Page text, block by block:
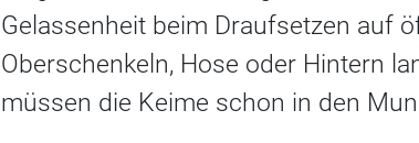
Gelassenheit beim Draufsetzen auf
Oberschenkeln, Hose oder Hintern
müssen die Keime schon in den